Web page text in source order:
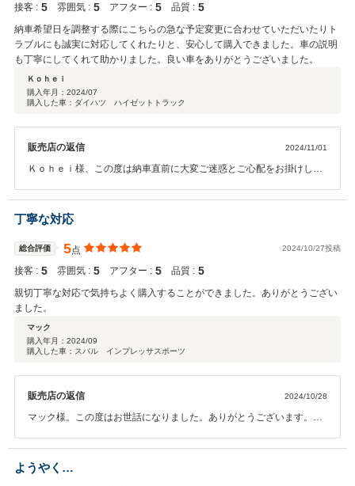
接客 : 5 雰囲気 : 5 アフター : 5 品質 : 5
納車希望日を調整する際にこちらの急な予定変更に合わせていただいたりト
ラブルにも誠実に対応してくれたりと、安心して購入できました。車の説明
も丁寧にしてくれて助かりました。良い車をありがとうございました。
Ｋｏｈｅｉ
購入年月： 2024/07
購入した車：ダイハツ ハイゼットトラック
販売店の返信 2024/11/01
Ｋｏｈｅｉ様、この度は納車直前に大変ご迷惑とご心配をお掛けして
はないのにもかかわらず、何度もお越しいただき本当にありがとうご
ざいました。Ｋｏｈｅｉ様のご理解もいただけて、ご納車後、後日改
めての完成となりましたが無事に終えてよかったです。また今後お車
をご使用にて気になる点がございましたら、いつでもご連絡くださ
い。よろしくお願いいたします。クチコミのご投稿ありがとうござい
ました。
丁寧な対応
総合評価 5点 2024/10/27投稿
接客 : 5 雰囲気 : 5 アフター : 5 品質 : 5
親切丁寧な対応で気持ちよく購入することができました。ありがとうござい
ました。
マック
購入年月： 2024/09
購入した車：スバル インプレッサスポーツ
販売店の返信 2024/10/28
マック様。この度はお世話になりました。ありがとうございます。ク
がとうございました。とっても励みになります。ご納車後も大変気に
入ってくださっているご様子をうかがえてうれしく思いました。今後
またアフターパーツなどでもご相談、お話ができたら嬉しく思いま
ようやく…